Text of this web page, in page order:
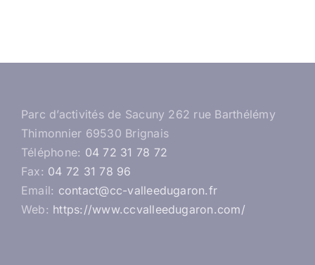
Parc d’activités de Sacuny 262 rue Barthélémy
Thimonnier 69530 Brignais
Téléphone: 04 72 31 78 72
Fax: 04 72 31 78 96
Email: contact@cc-valleedugaron.fr
Web: https://www.ccvalleedugaron.com/